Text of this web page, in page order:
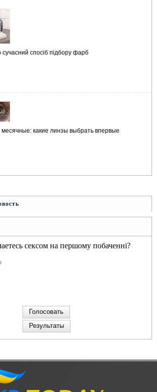
спосіб підбору фарб
какие линзы выбрать впервые
сексом на першому побаченні?